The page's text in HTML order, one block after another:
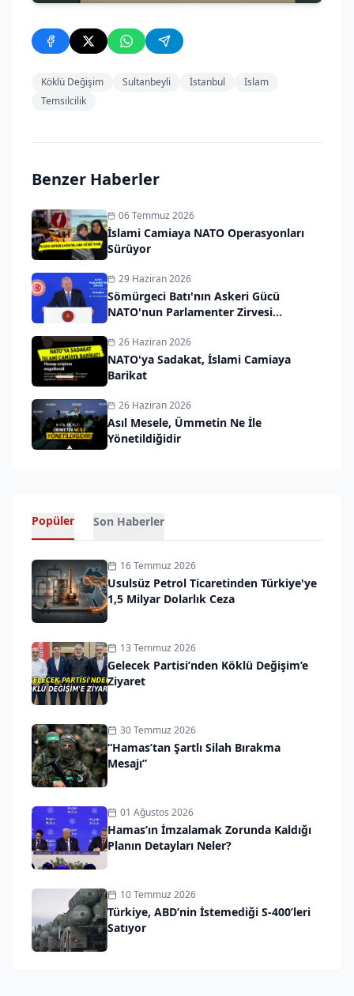
Köklü Değişim Sultanbeyli İstanbul
İslam
Temsilcilik
Benzer Haberler
06 Temmuz 2026
İslami Camiaya NATO Operasyonları
Sürüyor
29 Haziran 2026
Sömürgeci Batı'nın Askeri Gücü
NATO'nun Parlamenter Zirvesi
26 Haziran 2026
NATO'ya Sadakat, İslami Camiaya
Barikat
26 Haziran 2026
Asıl Mesele, Ümmetin Ne İle
Yönetildiğidir
Popüler Son Haberler
16 Temmuz 2026
Usulsüz Petrol Ticaretinden Türkiye'ye
1,5 Milyar Dolarlık Ceza
13 Temmuz 2026
Gelecek Partisi’nden Köklü Değişim’e
Ziyaret
30 Temmuz 2026
“Hamas’tan Şartlı Silah Bırakma
Mesajı”
01 Ağustos 2026
Hamas’ın İmzalamak Zorunda Kaldığı
Planın Detayları Neler?
10 Temmuz 2026
Türkiye, ABD’nin İstemediği S-400’leri
Satıyor